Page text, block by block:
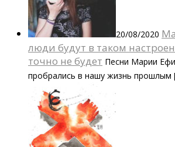
20/08/2020
люди будут в таком
точно не будет Песни Марии
пробрались в нашу жизнь прошлым